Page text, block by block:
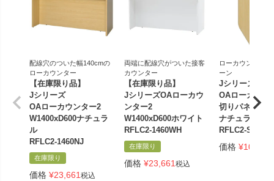
配線穴のついた幅140cmの
ローカウンター
【在庫限り品】
Jシリーズ
OAローカウンター2
W1400xD600ナチュラ
ル
RFLC2-1460NJ
在庫限り
価格 ¥23,661税込
両端に配線穴がついた接客
カウンター
【在庫限り品】
JシリーズOAローカウ
ンター2
W1400xD600ホワイト
RFLC2-1460WH
在庫限り
価格 ¥23,661税込
ローカウンター
ーン
Jシリーズ
OAローカウン
切りパネル
ナチュラル
RFLC2-SCR-
価格 ¥10,901